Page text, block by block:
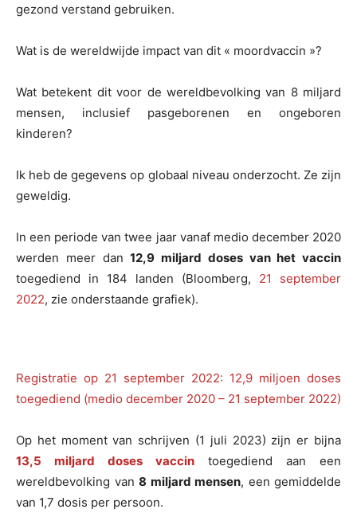
gezond verstand gebruiken.
Wat is de wereldwijde impact van dit « moordvaccin »?
Wat betekent dit voor de wereldbevolking van 8 miljard
mensen, inclusief pasgeborenen en ongeboren
kinderen?
Ik heb de gegevens op globaal niveau onderzocht. Ze zijn
geweldig.
In een periode van twee jaar vanaf medio december 2020
werden meer dan12,9 miljard doses van het vaccin
toegediend in 184 landen (Bloomberg, 21 september
2022, zie onderstaande grafiek).
Registratie op 21 september 2022: 12,9 miljoen doses
toegediend (medio december 2020 – 21 september 2022)
Op het moment van schrijven (1 juli 2023) zijn er bijna
13,5 miljard doses vaccin
toegediend aan een
wereldbevolking van 8 miljard mensen, een gemiddelde
van 1,7 dosis per persoon.